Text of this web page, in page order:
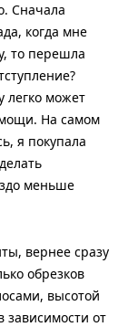
Сначала
когда мне
то перешла
легко может
На самом
я покупала
меньше
вернее сразу
обрезков
высотой
зависимости от